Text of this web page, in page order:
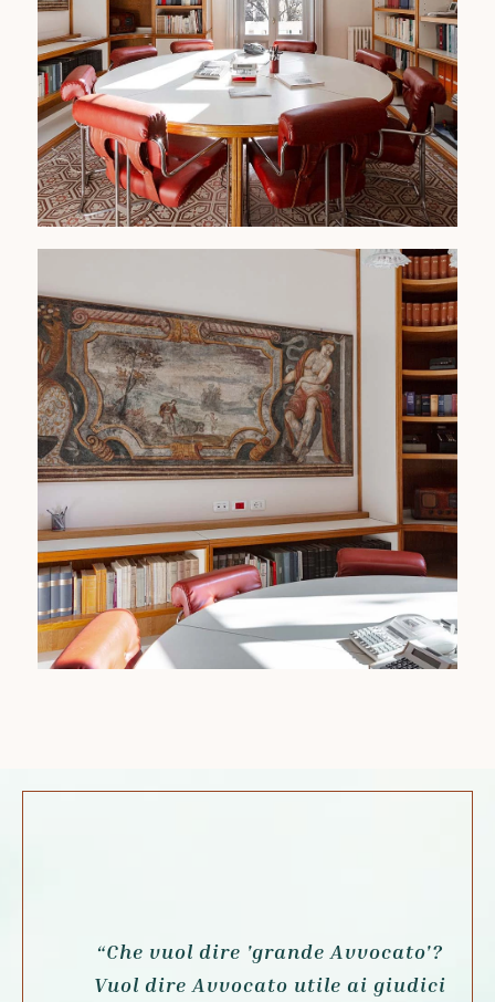
“Che vuol dire 'grande Avvocato'?
Vuol dire Avvocato utile ai giudici